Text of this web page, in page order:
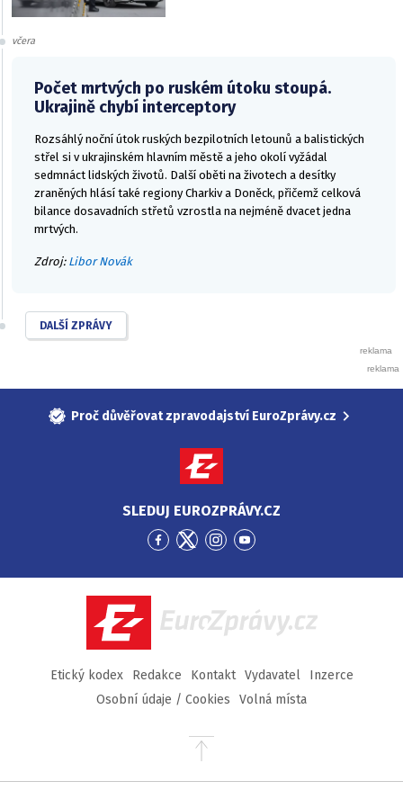
včera
Počet mrtvých po ruském útoku stoupá.
Ukrajině chybí interceptory
Rozsáhlý noční útok ruských bezpilotních letounů a balistických
střel si v ukrajinském hlavním městě a jeho okolí vyžádal
sedmnáct lidských životů. Další oběti na životech a desítky
zraněných hlásí také regiony Charkiv a Doněck, přičemž celková
bilance dosavadních střetů vzrostla na nejméně dvacet jedna
mrtvých.
Zdroj: Libor Novák
DALŠÍ ZPRÁVY
Proč důvěřovat zpravodajství EuroZprávy.cz
SLEDUJ EUROZPRÁVY.CZ
Přejít
Facebook
Přejít
Twitter
Přejít
Instagram
Přejít
YouTube
EuroZprávy.cz
Etický kodex Redakce Kontakt Vydavatel
Inzerce
Osobní údaje / Cookies
Volná místa
Přejít
stránky